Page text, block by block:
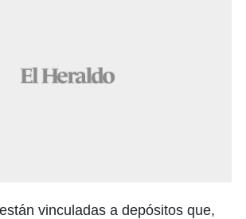
vinculadas a depósitos que,